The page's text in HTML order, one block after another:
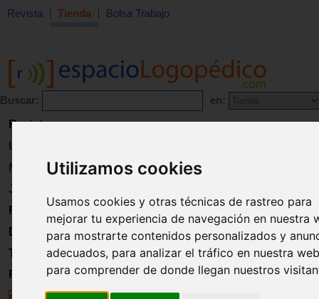
Utilizamos cookies
Usamos cookies y otras técnicas de rastreo para
mejorar tu experiencia de navegación en nuestra
para mostrarte contenidos personalizados y
adecuados, para analizar el tráfico en nuestra
para comprender de donde llegan nuestros
Revista Tienda Bolsa Trabajo
Buscar: en:
Revista
Libros
Material
Juguetes
Formación
Directorio
Trabajo
Registro